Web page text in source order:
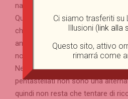
nazionalismi isolazionisti
Questo lascia molti tra noi
chiare nella testa devi seguire
andare la Storia, anche perchè la
noi.
Nel centro destra c’è il vuoto
pentastellati non sono una
quindi non resta che tentare di
Ci siamo trasferiti su
Illusioni (link alla
Questo sito, attivo
rimarrá come